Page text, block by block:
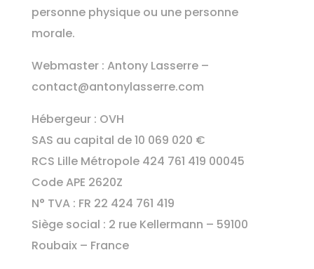
personne physique ou une personne
morale.
Webmaster : Antony Lasserre –
contact@antonylasserre.com
Hébergeur : OVH
SAS au capital de 10 069 020 €
RCS Lille Métropole 424 761 419 00045
Code APE 2620Z
N° TVA : FR 22 424 761 419
Siège social : 2 rue Kellermann – 59100
Roubaix – France